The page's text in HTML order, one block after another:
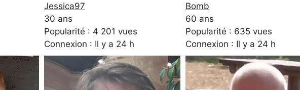
Jessica97
30 ans
Popularité : 4 201 vues
Connexion : Il y a 24 h
Bomb
60 ans
Popularité : 635 vues
Connexion : Il y a 24 h